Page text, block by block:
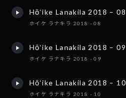
Hō‘ike Lanakila 2018 – 08
ホイケ ラナキラ 2018 - 08
Hō‘ike Lanakila 2018 – 09
ホイケ ラナキラ 2018 - 09
Hō‘ike Lanakila 2018 – 10
ホイケ ラナキラ 2018 - 10